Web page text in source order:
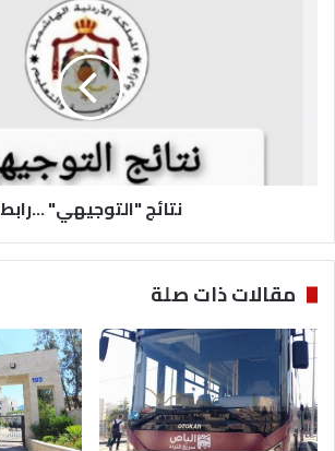
نتائج "التوجيهي" ...رابط
مقالات ذات صلة